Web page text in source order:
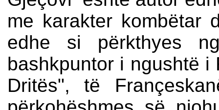
me karakter kombëtar
edhe si përkthyes
bashkpuntor i ngushtë i
Dritës", të